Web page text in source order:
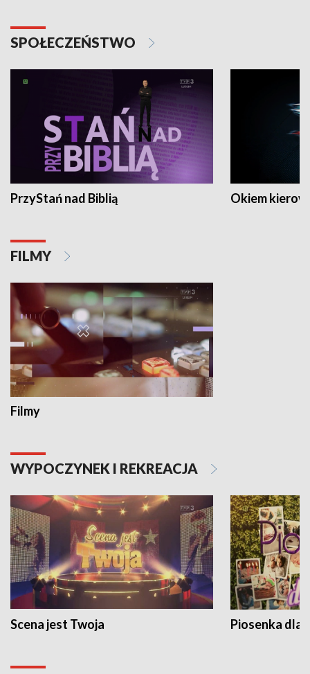
SPOŁECZEŃSTWO
PrzyStań nad Biblią Okiem
FILMY
Filmy
WYPOCZYNEK I REKREACJA
Scena jest Twoja Piosenka dla